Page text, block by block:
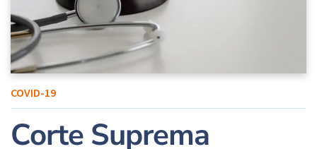
COVID-19
Corte Suprema